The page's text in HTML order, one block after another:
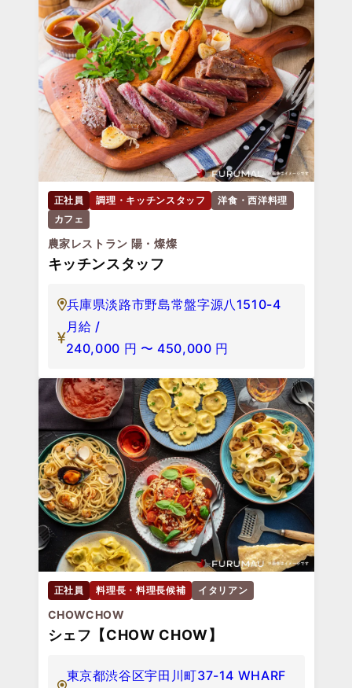
正社員 調理・キッチンスタッフ
洋食・西洋料理
カフェ
農家レストラン 陽・燦燦
キッチンスタッフ
兵庫県淡路市野島常盤字源八1510-4
月給 /
240,000 円 〜 450,000 円
正社員 料理長・料理長候補 イタリアン
CHOWCHOW
シェフ【CHOW CHOW】
東京都渋谷区宇田川町37-14 WHARF